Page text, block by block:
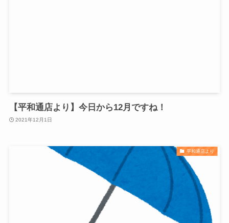
【平和通店より】今日から12月ですね！
2021年12月1日
平和通店より